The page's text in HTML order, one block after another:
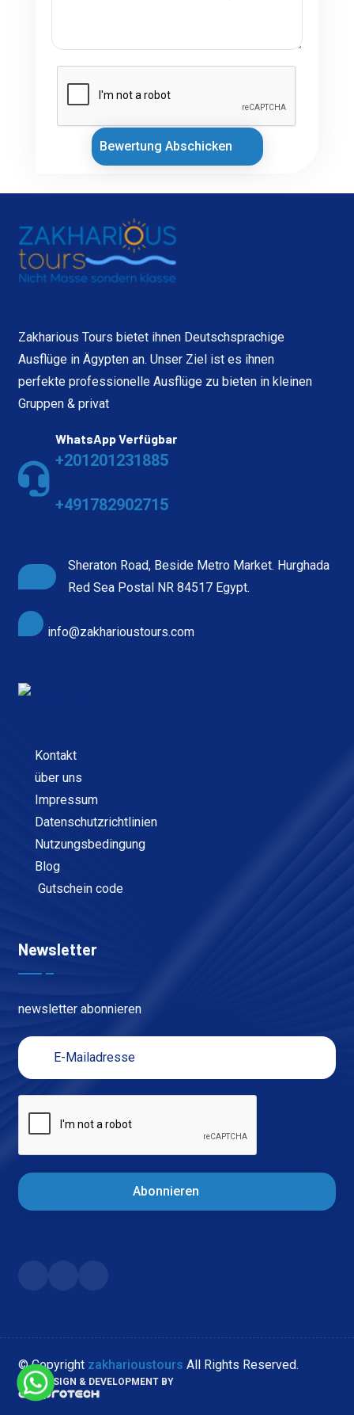
Bewertung Abschicken
Zakharious Tours bietet ihnen Deutschsprachige
Ausflüge in Ägypten an. Unser Ziel ist es ihnen
perfekte professionelle Ausflüge zu bieten in kleinen
Gruppen & privat
WhatsApp Verfügbar
+201201231885
+491782902715
Sheraton Road, Beside Metro Market. Hurghada
Red Sea Postal NR 84517 Egypt.
info@zakharioustours.com
Kontakt
über uns
Impressum
Datenschutzrichtlinien
Nutzungsbedingung
Blog
Gutschein code
Newsletter
newsletter abonnieren
Abonnieren
© Copyright zakharioustours All Rights Reserved.
WEB DESIGN & DEVELOPMENT BY